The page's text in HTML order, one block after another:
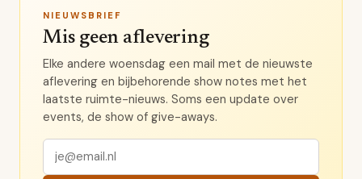
NIEUWSBRIEF
Mis geen aflevering
Elke andere woensdag een mail met de nieuwste
aflevering en bijbehorende show notes met het
laatste ruimte-nieuws. Soms een update over
events, de show of give-aways.